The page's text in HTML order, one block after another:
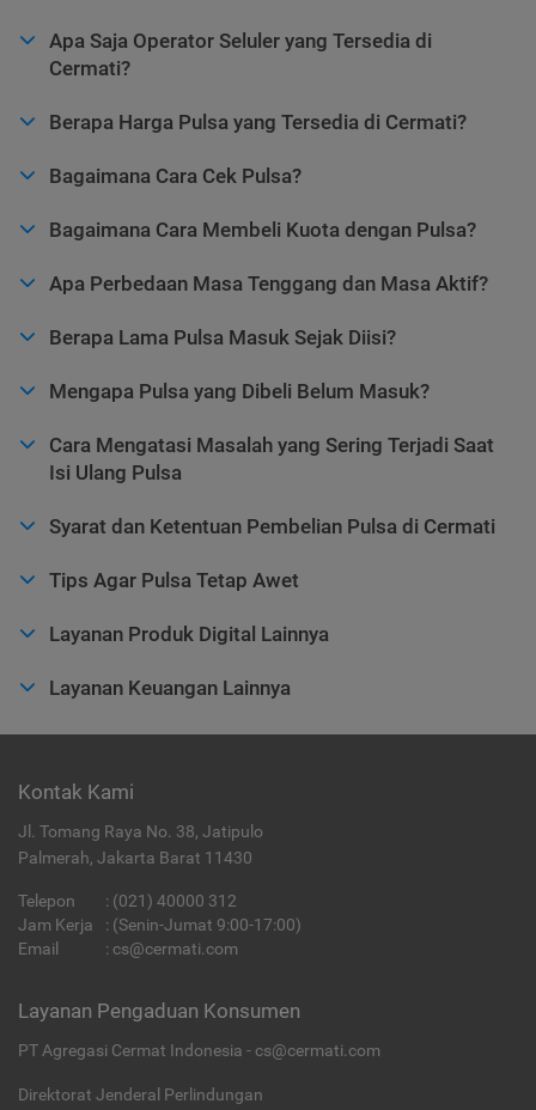
Apa Saja Operator Seluler yang Tersedia di
Cermati?
Berapa Harga Pulsa yang Tersedia di Cermati?
Bagaimana Cara Cek Pulsa?
Bagaimana Cara Membeli Kuota dengan Pulsa?
Apa Perbedaan Masa Tenggang dan Masa Aktif?
Berapa Lama Pulsa Masuk Sejak Diisi?
Mengapa Pulsa yang Dibeli Belum Masuk?
Cara Mengatasi Masalah yang Sering Terjadi Saat
Isi Ulang Pulsa
Syarat dan Ketentuan Pembelian Pulsa di Cermati
Tips Agar Pulsa Tetap Awet
Layanan Produk Digital Lainnya
Layanan Keuangan Lainnya
Kontak Kami
Jl. Tomang Raya No. 38, Jatipulo
Palmerah, Jakarta Barat 11430
Telepon : (021) 40000 312
Jam Kerja
: (Senin-Jumat 9:00-17:00)
Email
: cs@cermati.com
Layanan Pengaduan Konsumen
PT Agregasi Cermat Indonesia - cs@cermati.com
Direktorat Jenderal Perlindungan